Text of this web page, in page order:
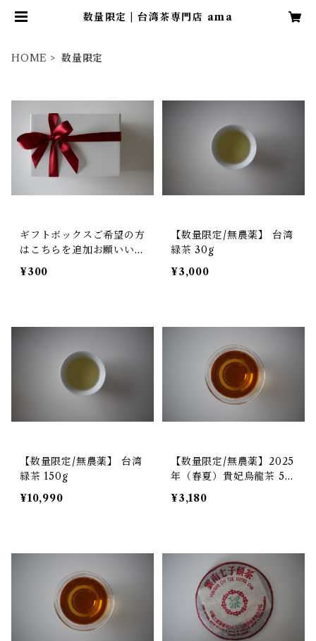
数量限定 | 台湾茶専門店 ama
HOME 数量限定
ギフトボックスご希望の方
はこちらを追加お願いいた
します
¥300
【数量限定/無農薬】 台湾
緑茶 30g
¥3,000
【数量限定/無農薬】 台湾
緑茶 150g
¥10,990
【数量限定/無農薬】2025
年（春夏）貴妃烏龍茶 50
g
¥3,180